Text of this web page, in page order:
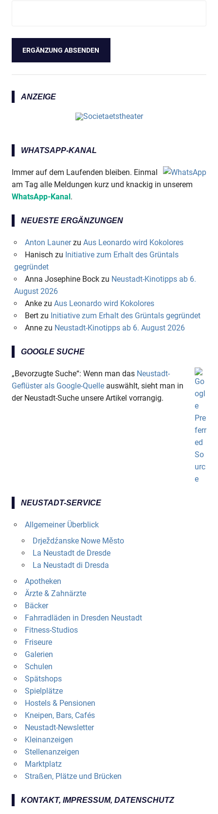
ANZEIGE
WHATSAPP-KANAL
Immer auf dem Laufenden bleiben. Einmal
am Tag alle Meldungen kurz und knackig in unserem
WhatsApp-Kanal .
NEUESTE ERGÄNZUNGEN
Anton Launerzu Aus Leonardo wird Kokolores
Hanisch zu Initiative zum Erhalt des Grüntals
gegründet
Anna Josephine Bockzu Neustadt-Kinotipps ab 6.
August 2026
Ankezu Aus Leonardo wird Kokolores
Bertzu Initiative zum Erhalt des Grüntals gegründet
Annezu Neustadt-Kinotipps ab 6. August 2026
GOOGLE SUCHE
„Bevorzugte Suche“: Wenn man das Neustadt-
Geflüster als Google-Quelle auswählt, sieht man in
der Neustadt-Suche unsere Artikel vorrangig.
NEUSTADT-SERVICE
Allgemeiner Überblick
Drježdźanske Nowe Město
La Neustadt de Dresde
La Neustadt di Dresda
Apotheken
Ärzte & Zahnärzte
Bäcker
Fahrradläden in Dresden Neustadt
Fitness-Studios
Friseure
Galerien
Schulen
Spätshops
Spielplätze
Hostels & Pensionen
Kneipen, Bars, Cafés
Neustadt-Newsletter
Kleinanzeigen
Stellenanzeigen
Marktplatz
Straßen, Plätze und Brücken
KONTAKT, IMPRESSUM, DATENSCHUTZ